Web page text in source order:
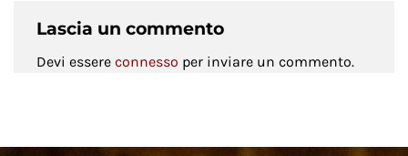
Lascia un commento
Devi essere connesso per inviare un commento.